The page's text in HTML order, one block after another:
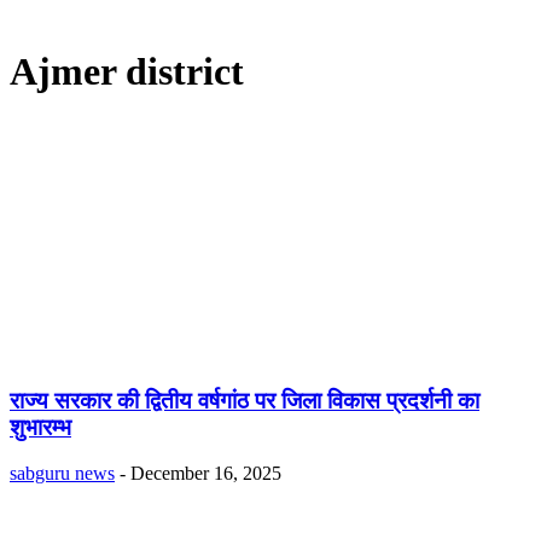
Ajmer district
राज्य सरकार की द्वितीय वर्षगांठ पर जिला विकास प्रदर्शनी का
शुभारम्भ
sabguru news - December 16, 2025